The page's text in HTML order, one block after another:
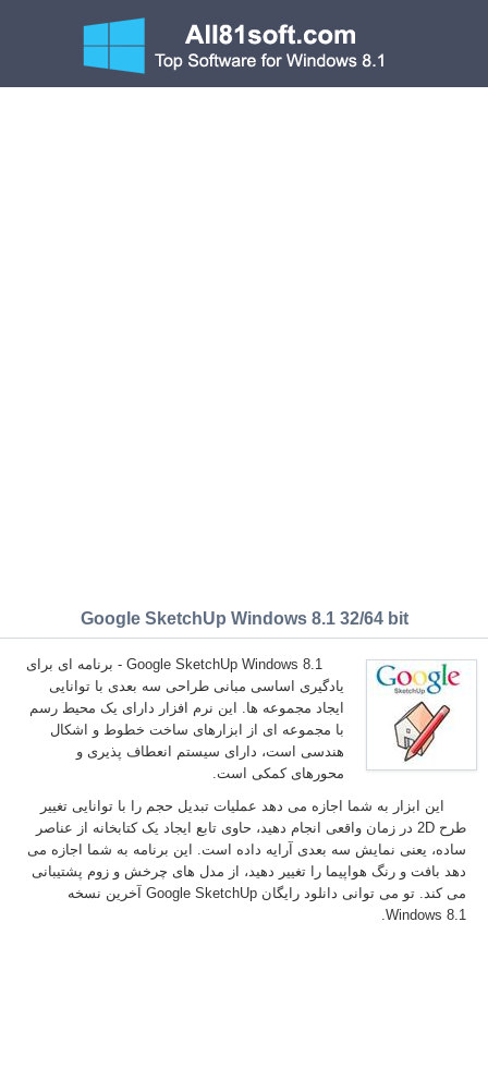
Google SketchUp Windows 8.1 32/64 bit
Google SketchUp Windows 8.1 - برنامه ای برای
یادگیری اساسی مبانی طراحی سه بعدی با توانایی
ایجاد مجموعه ها. این نرم افزار دارای یک محیط رسم
با مجموعه ای از ابزارهای ساخت خطوط و اشکال
هندسی است، دارای سیستم انعطاف پذیری و
محورهای کمکی است.
این ابزار به شما اجازه می دهد عملیات تبدیل حجم را با توانایی تغییر
طرح 2D در زمان واقعی انجام دهید، حاوی تابع ایجاد یک کتابخانه از عناصر
ساده، یعنی نمایش سه بعدی آرایه داده است. این برنامه به شما اجازه می
دهد بافت و رنگ هواپیما را تغییر دهید، از مدل های چرخش و زوم پشتیبانی
می کند. تو می توانی دانلود رایگان Google SketchUp آخرین نسخه
Windows 8.1.